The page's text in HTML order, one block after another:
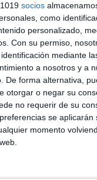
socios
como
personalizado,
Con su permiso,
mediante
a nosotros y a
De forma alternativa,
otorgar o negar su
no requerir de su
se
momento
valorar el dominio
ESO como en
correcto del
científico …
Griego II, 4º ESO,4º ESO
, didáctica del griego ,
,etimología griega,
ESO
lengua griega ,
rúbrica griego